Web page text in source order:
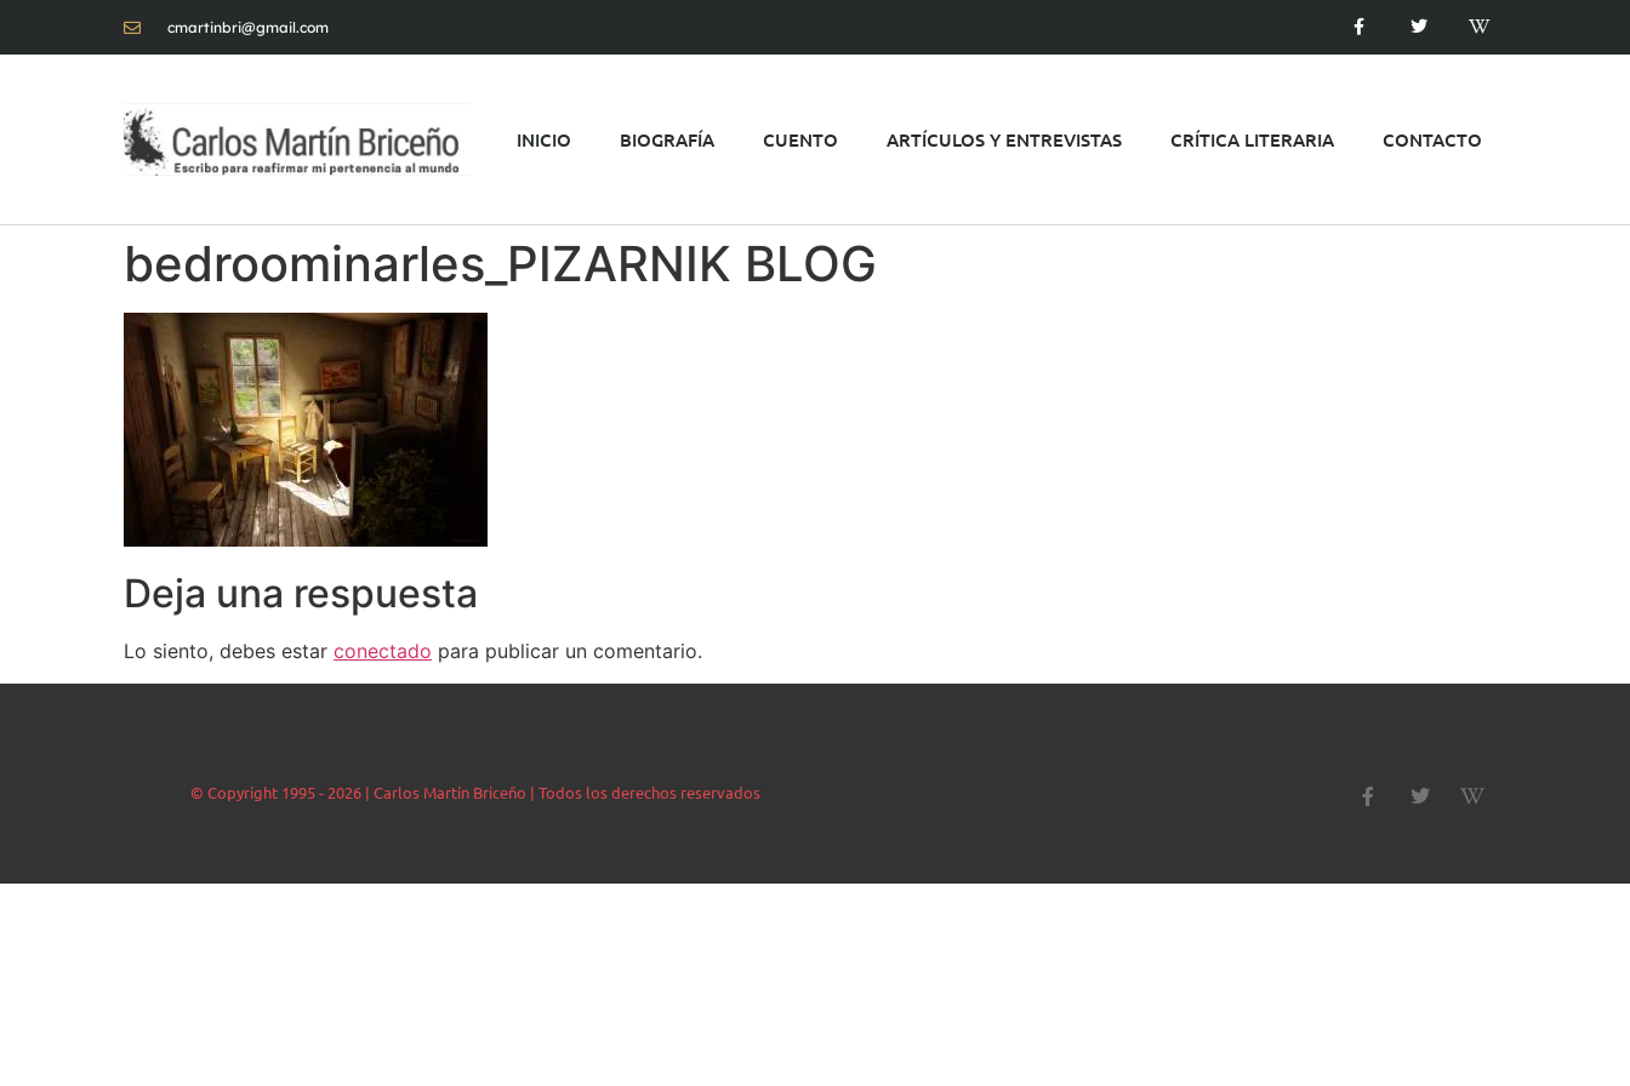
cmartinbri@gmail.com
INICIO BIOGRAFÍA CUENTO ARTÍCULOS Y ENTREVISTAS CRÍTICA LITERARIA CONTACTO
bedroominarles_PIZARNIK BLOG
Deja una respuesta
Lo siento, debes estar conectado para publicar un comentario.
© Copyright 1995 - 2026 | Carlos Martín Briceño | Todos los derechos reservados